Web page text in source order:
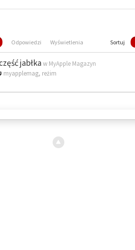
Odpowiedzi Wyświetlenia Sortuj
jabłkaw MyApple Magazyn
myapplemag, reżim